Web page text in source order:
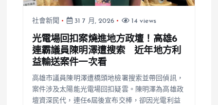
社會新聞 31 7 月, 2026 14 views
光電場回扣案燒進地方政壇！高雄6
連霸議員陳明澤遭搜索 近年地方利
益輸送案件一次看
高雄市議員陳明澤遭橋頭地檢署搜索並帶回偵訊，
案件涉及太陽能光電場回扣疑雲。陳明澤為高雄政
壇資深民代，連任6屆後宣布交棒，卻因光電利益